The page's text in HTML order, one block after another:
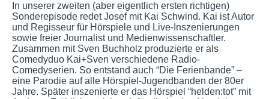
In unserer zweiten (aber eigentlich ersten richtigen)
Sonderepisode redet Josef mit Kai Schwind. Kai ist Autor
und Regisseur für Hörspiele und Live-Inszenierungen
sowie freier Journalist und Medienwissenschaftler.
Zusammen mit Sven Buchholz produzierte er als
Comedyduo Kai+Sven verschiedene Radio-
Comedyserien. So entstand auch “Die Ferienbande” –
eine Parodie auf alle Hörspiel-Jugendbanden der 80er
Jahre. Später inszenierte er das Hörspiel “helden:tot” mit